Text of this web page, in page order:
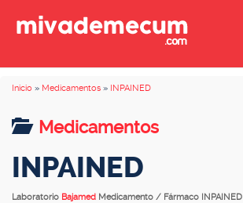
Inicio » Medicamentos » INPAINED
Medicamentos
INPAINED
Laboratorio Bajamed Medicamento / Fármaco INPAINED